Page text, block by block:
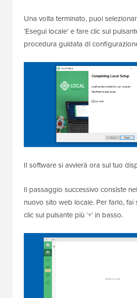
Una volta terminato, puoi
‘Esegui locale’ e fare clic sul
procedura guidata di
Il software si avvierà ora sul tuo
Il passaggio successivo consiste
nuovo sito web locale. Per farlo, fai
clic sul pulsante più ‘+’ in basso.